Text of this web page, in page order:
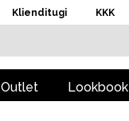
Klienditugi KKK
Outlet Lookbook